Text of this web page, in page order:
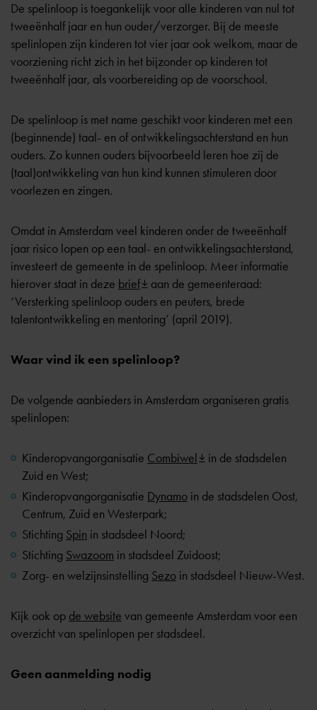
De spelinloop is toegankelijk voor alle kinderen van nul tot
tweeënhalf jaar en hun ouder/verzorger. Bij de meeste
spelinlopen zijn kinderen tot vier jaar ook welkom, maar de
voorziening richt zich in het bijzonder op kinderen tot
tweeënhalf jaar, als voorbereiding op de voorschool.
De spelinloop is met name geschikt voor kinderen met een
(beginnende) taal- en of ontwikkelingsachterstand en hun
ouders. Zo kunnen ouders bijvoorbeeld leren hoe zij de
(taal)ontwikkeling van hun kind kunnen stimuleren door
voorlezen en zingen.
Omdat in Amsterdam veel kinderen onder de tweeënhalf
jaar risico lopen op een taal- en ontwikkelingsachterstand,
investeert de gemeente in de spelinloop. Meer informatie
hierover staat in deze brief
aan de gemeenteraad:
‘Versterking spelinloop ouders en peuters, brede
talentontwikkeling en mentoring’ (april 2019).
Waar vind ik een spelinloop?
De volgende aanbieders in Amsterdam organiseren gratis
spelinlopen:
Kinderopvangorganisatie Combiwel
in de stadsdelen
Zuid en West;
Kinderopvangorganisatie Dynamo in de stadsdelen Oost,
Centrum, Zuid en Westerpark;
Stichting Spin in stadsdeel Noord;
Stichting Swazoom in stadsdeel Zuidoost;
Zorg- en welzijnsinstelling Sezo in stadsdeel Nieuw-West.
Kijk ook op de website van gemeente Amsterdam voor een
overzicht van spelinlopen per stadsdeel.
Geen aanmelding nodig